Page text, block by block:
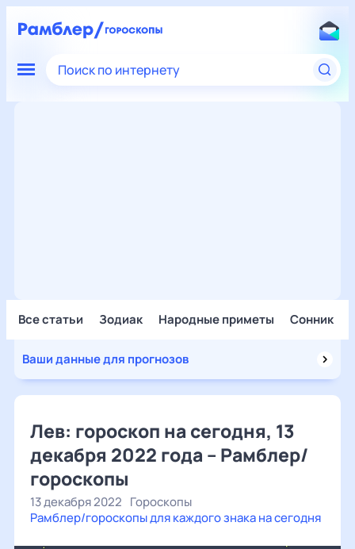
Поиск по интернету
Все статьи Зодиак Народные приметы Сонник
Ваши данные для прогнозов
Лев: гороскоп на сегодня, 13
декабря 2022 года – Рамблер/
гороскопы
13 декабря 2022 Гороскопы
Рамблер/гороскопы для каждого знака на сегодня